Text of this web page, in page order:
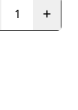
1